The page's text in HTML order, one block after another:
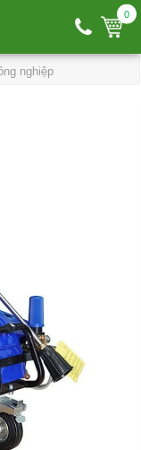
0
nghiệp